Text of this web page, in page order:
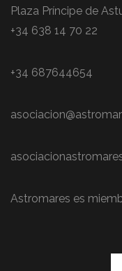
Plaza Príncipe de
+34 638 14 70 22
+34 687644654
Astromares es